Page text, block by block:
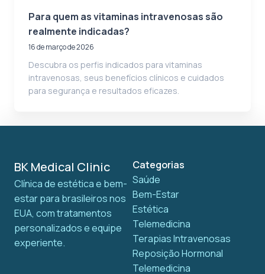
Para quem as vitaminas intravenosas são
realmente indicadas?
16 de março de 2026
Descubra os perfis indicados para vitaminas
intravenosas, seus benefícios clínicos e cuidados
para segurança e resultados eficazes.
BK Medical Clinic
Clínica de estética e bem-
estar para brasileiros nos
EUA, com tratamentos
personalizados e equipe
experiente.
Categorias
Saúde
Bem-Estar
Estética
Telemedicina
Terapias Intravenosas
Reposição Hormonal
Telemedicina